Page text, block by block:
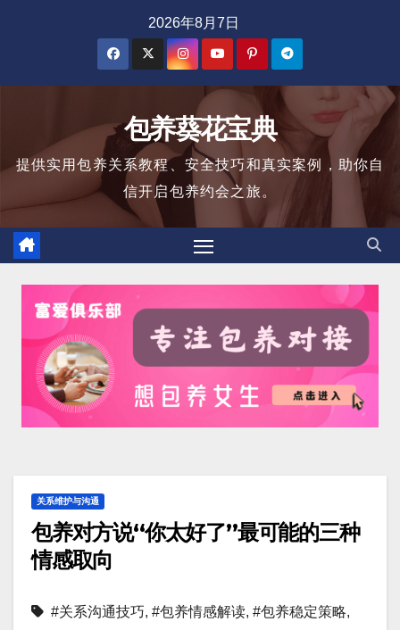
2026年8月7日
包养葵花宝典
提供实用包养关系教程、安全技巧和真实案例，助你自
信开启包养约会之旅。
关系维护与沟通
包养对方说“你太好了”最可能的三种
情感取向
#关系沟通技巧, #包养情感解读, #包养稳定策略,